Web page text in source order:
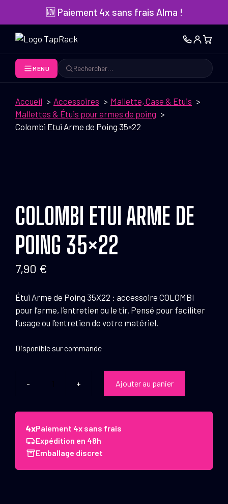
contenu
🆕 Paiement 4x sans frais Alma !
MENU
Rechercher
Accueil Accessoires
Mallette, Case & Etuis
Mallettes & Étuis pour armes de poing
Colombi Etui Arme de Poing 35×22
COLOMBI ETUI ARME DE
POING 35×22
7,90 €
Étui Arme de Poing 35X22 : accessoire COLOMBI
pour l’arme, l’entretien ou le tir. Pensé pour faciliter
l’usage ou l’entretien de votre matériel.
Disponible sur commande
quantité
Colombi
Etui
Arme
de
Ajouter au panier
Paiement 4x sans frais
Expédition en 48h
Emballage discret